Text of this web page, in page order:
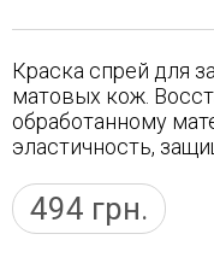
Краска спрей для
матовых кож.
обработанному
эластичность,
494 грн.